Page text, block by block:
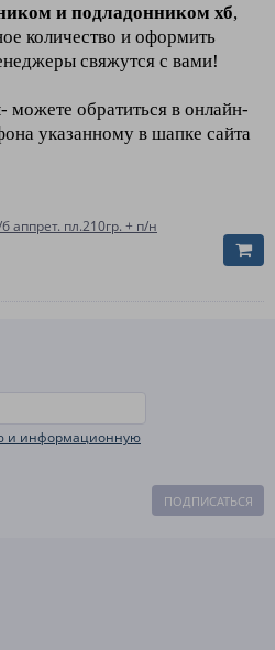
и подладонником хб,
количество и оформить
свяжутся с вами!
- можете обратиться в онлайн-
указанному в шапке сайта
аппрет. пл.210гр. + п/н
и информационную
ПОДПИСАТЬСЯ